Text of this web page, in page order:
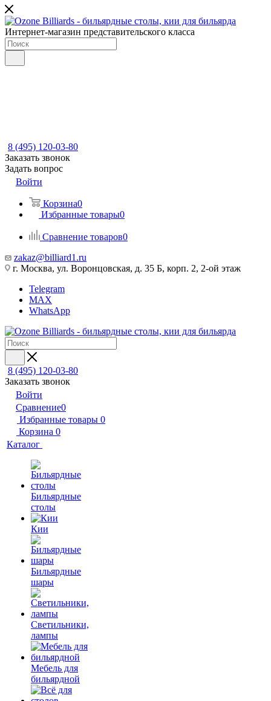
Интернет-магазин представительского класса
8 (495) 120-03-80
Заказать звонок
Задать вопрос
Войти
Корзина0
Избранные товары0
Сравнение товаров0
zakaz@billiard1.ru
г. Москва, ул. Воронцовская, д. 35 Б, корп. 2, 2-ой этаж
Telegram
MAX
WhatsApp
8 (495) 120-03-80
Заказать звонок
Войти
Сравнение0
Избранные товары 0
Корзина 0
Каталог
Бильярдные
столы
Кии
Бильярдные
шары
Светильники,
лампы
Мебель для
бильярдной